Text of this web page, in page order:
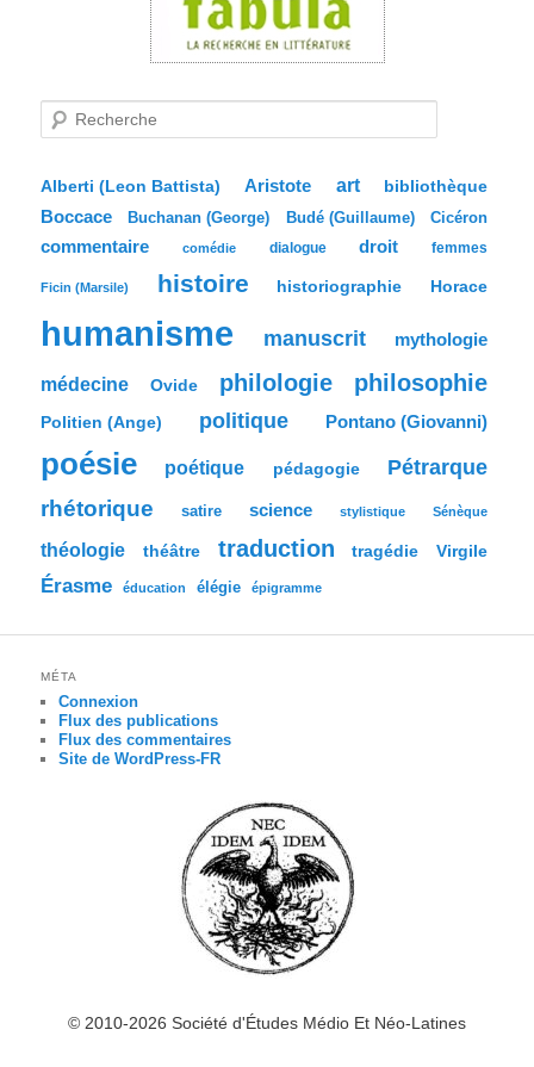
c
e
r
c
e
Alberti (Leon Battista) Aristote art bibliothèque
Boccace Buchanan (George) Budé (Guillaume) Cicéron
commentaire comédie dialogue droit femmes
Ficin (Marsile) histoire historiographie Horace
humanisme manuscrit mythologie
médecine Ovide philologie philosophie
Politien (Ange) politique Pontano (Giovanni)
poésie poétique pédagogie Pétrarque
rhétorique satire science stylistique Sénèque
théologie théâtre traduction tragédie Virgile
Érasme éducation élégie épigramme
MÉTA
Connexion
Flux des publications
Flux des commentaires
Site de WordPress-FR
© 2010-2026 Société d'Études Médio Et Néo-Latines